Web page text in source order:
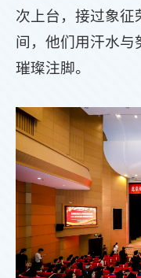
次上台，接过象征
间，他们用汗水与
璀璨注脚。